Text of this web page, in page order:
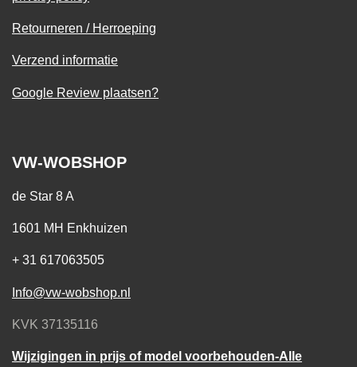
Retourneren / Herroeping
Verzend informatie
Google Review plaatsen?
VW-WOBSHOP
de Star 8 A
1601 MH Enkhuizen
+ 31 617063505
Info@vw-wobshop.nl
KVK 37135116
Wijzigingen in prijs of model voorbehouden-Alle